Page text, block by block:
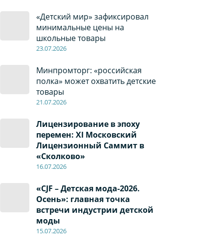
«Детский мир» зафиксировал
минимальные цены на
школьные товары
23.07.2026
Минпромторг: «российская
полка» может охватить детские
товары
21.07.2026
Лицензирование в эпоху
перемен: XI Московский
Лицензионный Саммит в
«Сколково»
16.07.2026
«CJF – Детская мода-2026.
Осень»: главная точка
встречи индустрии детской
моды
15.07.2026